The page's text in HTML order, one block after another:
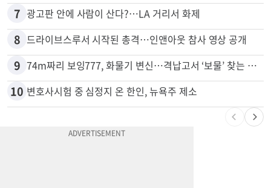
7 광고판 안에 사람이 산다?…LA 거리서 화제
8 드라이브스루서 시작된 총격…인앤아웃 참사 영상 공개
9 74m짜리 보잉777, 화물기 변신…격납고서 ‘보물’ 찾는 인천공항
10 변호사시험 중 심정지 온 한인, 뉴욕주 제소